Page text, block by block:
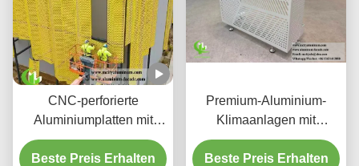
CNC-perforierte
Aluminiumplatten mit
3003 H14/H24-Legierung
und PVDF-Beschichtung
Beste Preis Erhalten
Premium-Aluminium-
Klimaanlagen mit
dekorativen
Schutzschirmen
Beste Preis Erhalten